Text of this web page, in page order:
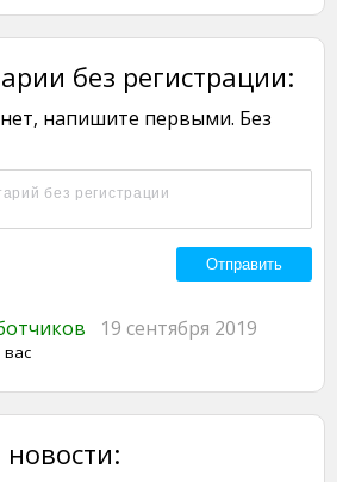
без регистрации:
напишите первыми. Без
19 сентября 2019
вас